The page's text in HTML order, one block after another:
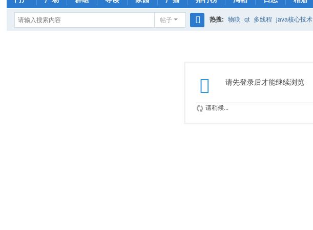
帖子 热搜: 物联 qt 多线程 java核心技术
请先登录后才能继续浏览
请稍候...